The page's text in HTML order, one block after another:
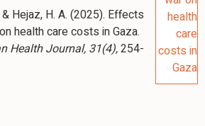
Hejaz, H. A. (2025). Effects
health care costs in Gaza.
Health Journal, 31(4),254-